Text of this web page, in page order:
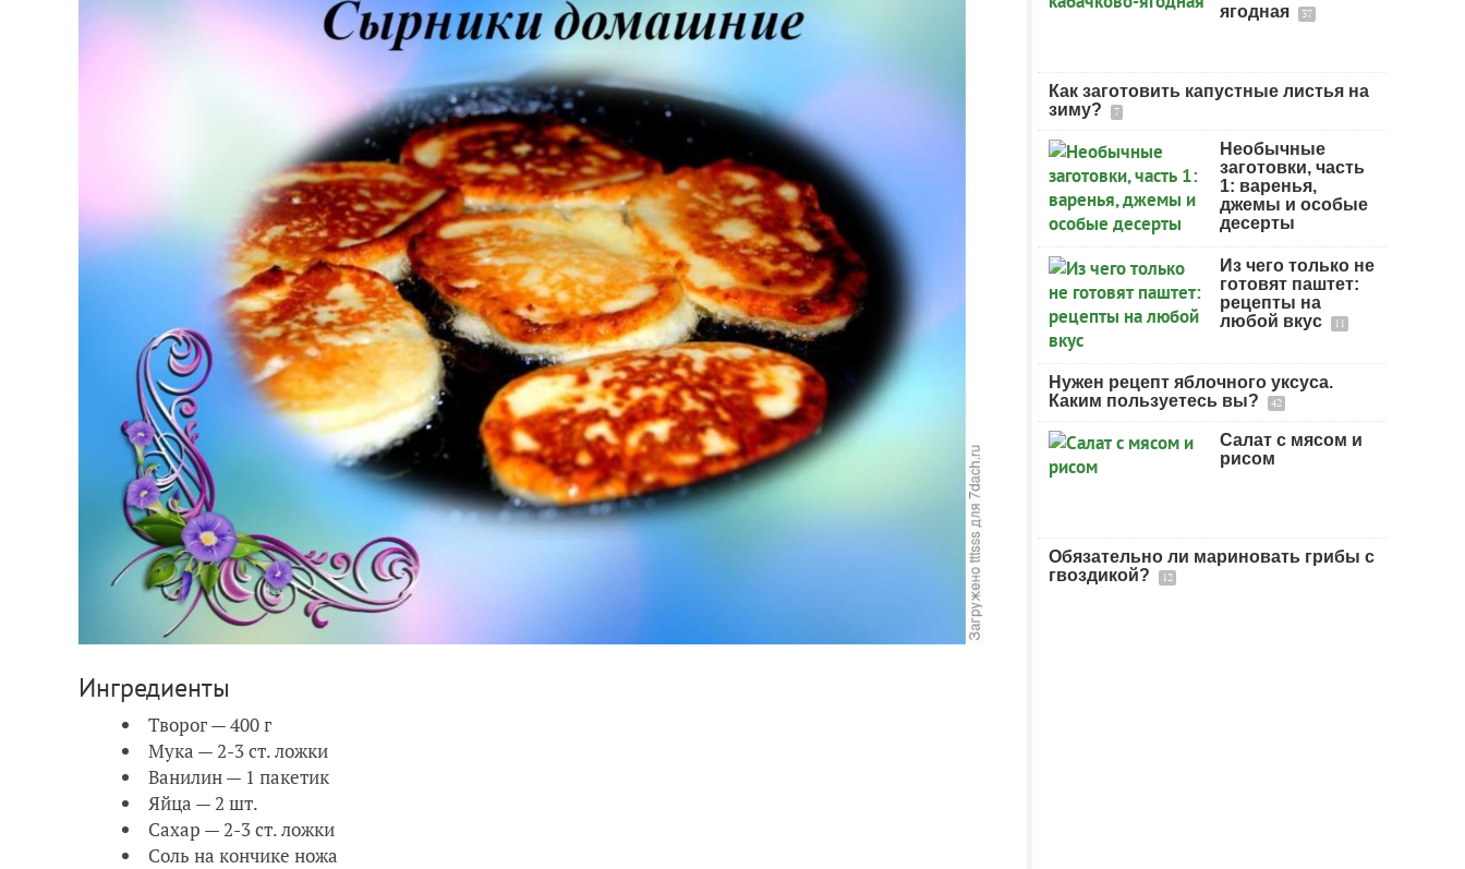
Ингредиенты
Творог — 400 г
Мука — 2-3 ст. ложки
Ванилин — 1 пакетик
Яйца — 2 шт.
Сахар — 2-3 ст. ложки
Соль на кончике ножа
ягодная
37
Как заготовить капустные листья на
зиму?
7
Необычные
заготовки, часть
1: варенья,
джемы и особые
десерты
Из чего только не
готовят паштет:
рецепты на
любой вкус
11
Нужен рецепт яблочного уксуса.
Каким пользуетесь вы?
42
Салат с мясом и
рисом
Обязательно ли мариновать грибы с
гвоздикой?
12